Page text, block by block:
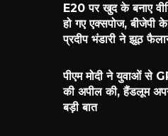
E20 पर खुद के बनाए
हो गए एक्सपोज, बीजेपी के
प्रदीप भंडारी ने झूठ
पीएम मोदी ने युवाओं से
की अपील की, हैंडलूम
बड़ी बात